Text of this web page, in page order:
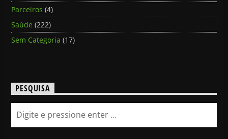
Parceiros (4)
Saúde (222)
Sem Categoria (17)
PESQUISA